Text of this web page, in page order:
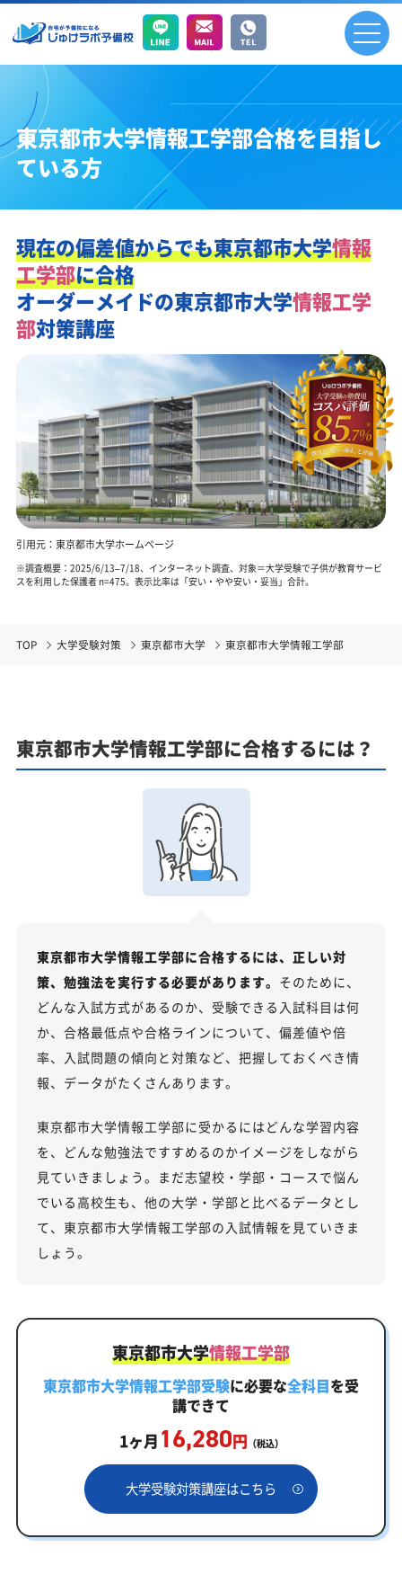
東京都市大学情報工学部合格を目指し
ている方
現在の偏差値からでも東京都市大学情報
工学部に合格
オーダーメイドの東京都市大学情報工学
部対策講座
引用元：東京都市大学ホームページ
※調査概要：2025/6/13–7/18、インターネット調査、対象＝大学受験で子供が教育サービ
スを利用した保護者 n=475。表示比率は「安い・やや安い・妥当」合計。
TOP 大学受験対策 東京都市大学 東京都市大学情報工学部
東京都市大学情報工学部に合格するには？
東京都市大学情報工学部に合格するには、正しい対
策、勉強法を実行する必要があります。 そのために、
どんな入試方式があるのか、受験できる入試科目は何
か、合格最低点や合格ラインについて、偏差値や倍
率、入試問題の傾向と対策など、把握しておくべき情
報、データがたくさんあります。
東京都市大学情報工学部に受かるにはどんな学習内容
を、どんな勉強法ですすめるのかイメージをしながら
見ていきましょう。まだ志望校・学部・コースで悩ん
でいる高校生も、他の大学・学部と比べるデータとし
て、東京都市大学情報工学部の入試情報を見ていきま
しょう。
東京都市大学情報工学部
東京都市大学情報工学部受験に必要な全科目を受
講できて
1ヶ月 16,280円 （税込）
大学受験対策講座はこちら